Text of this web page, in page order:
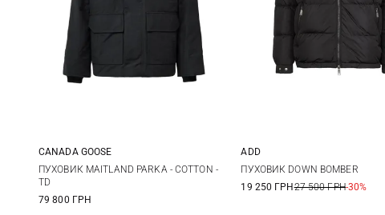
M L XL XXL
CANADA GOOSE
ПУХОВИК MAITLAND PARKA - COTTON -
TD
79 800 ГРН
50 52 54
ADD
ПУХОВИК DOWN BOMBER
19 250 ГРН27 500 ГРН-30%